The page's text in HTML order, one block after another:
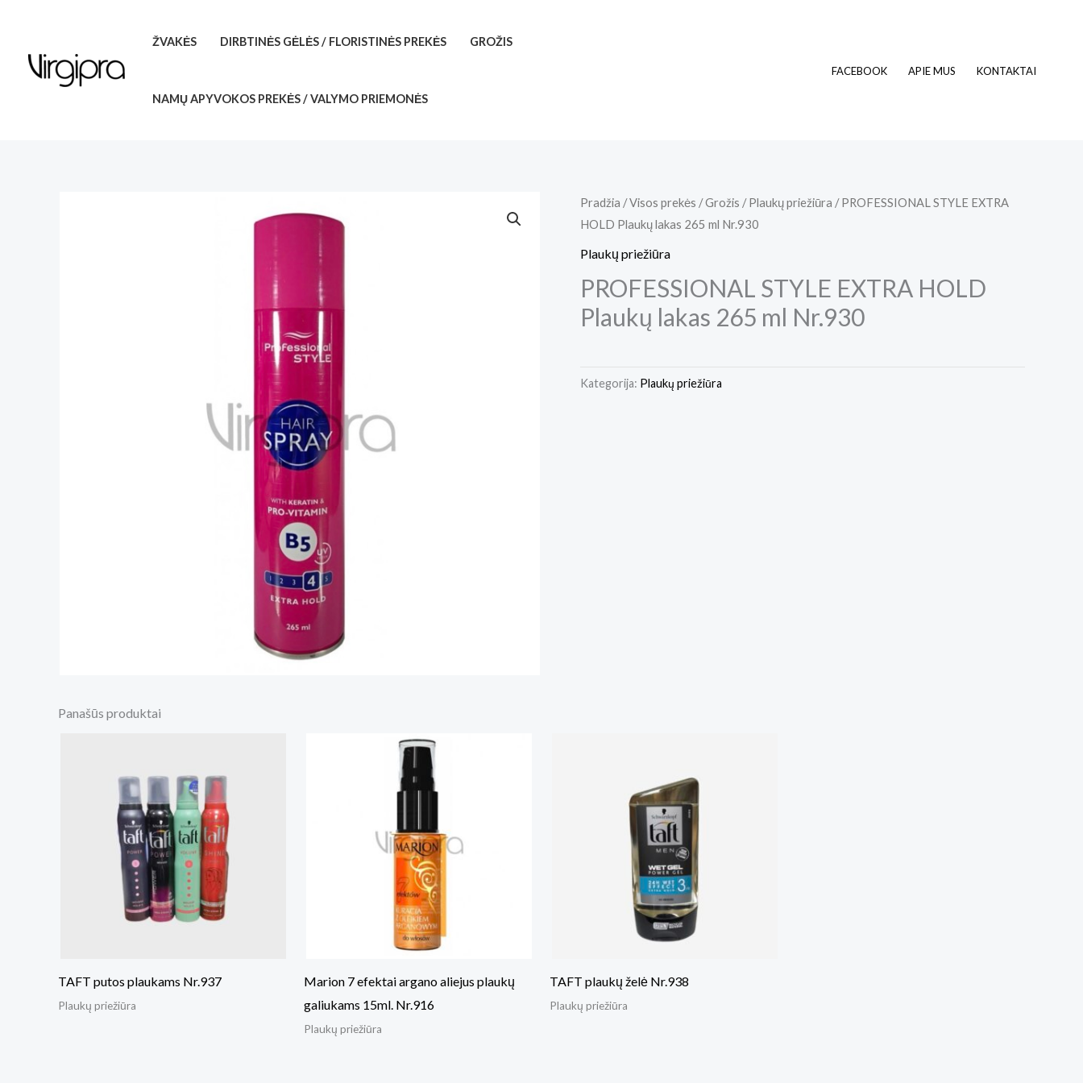
turinio
ŽVAKĖS DIRBTINĖS GĖLĖS / FLORISTINĖS PREKĖS GROŽIS
NAMŲ APYVOKOS PREKĖS / VALYMO PRIEMONĖS
FACEBOOK APIE MUS KONTAKTAI
Pradžia /Visos prekės /Grožis /Plaukų priežiūra / PROFESSIONAL STYLE EXTRA
HOLD Plaukų lakas 265 ml Nr.930
Plaukų priežiūra
PROFESSIONAL STYLE EXTRA HOLD
Plaukų lakas 265 ml Nr.930
Kategorija: Plaukų priežiūra
Panašūs produktai
TAFT putos plaukams Nr.937
Plaukų priežiūra
Marion 7 efektai argano aliejus plaukų
galiukams 15ml. Nr.916
Plaukų priežiūra
TAFT plaukų želė Nr.938
Plaukų priežiūra